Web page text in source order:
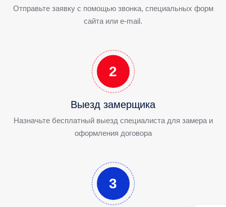
Отправьте заявку с помощью звонка, специальных форм
сайта или e-mail.
2
Выезд замерщика
Назначьте бесплатный выезд специалиста для замера и
оформления договора
3